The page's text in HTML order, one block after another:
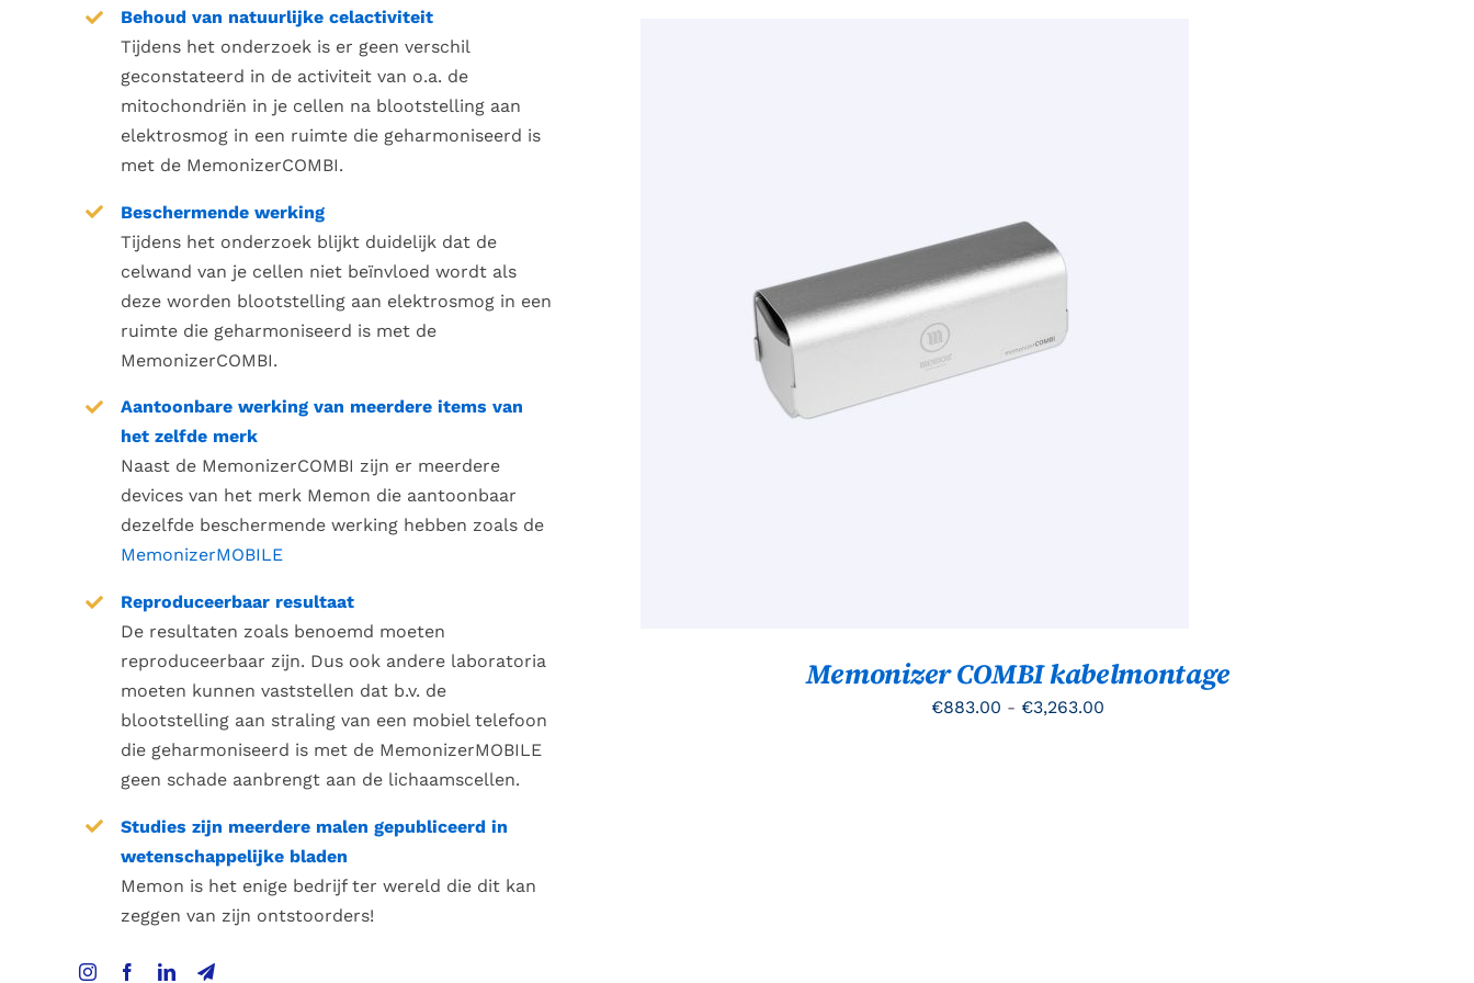
Behoud van natuurlijke celactiviteit
Tijdens het onderzoek is er geen verschil
geconstateerd in de activiteit van o.a. de
mitochondriën in je cellen na blootstelling aan
elektrosmog in een ruimte die geharmoniseerd is
met de MemonizerCOMBI.
Beschermende werking
Tijdens het onderzoek blijkt duidelijk dat de
celwand van je cellen niet beïnvloed wordt als
deze worden blootstelling aan elektrosmog in een
ruimte die geharmoniseerd is met de
MemonizerCOMBI.
Aantoonbare werking van meerdere items van
het zelfde merk
Naast de MemonizerCOMBI zijn er meerdere
devices van het merk Memon die aantoonbaar
dezelfde beschermende werking hebben zoals de
MemonizerMOBILE
Reproduceerbaar resultaat
De resultaten zoals benoemd moeten
reproduceerbaar zijn. Dus ook andere laboratoria
moeten kunnen vaststellen dat b.v. de
blootstelling aan straling van een mobiel telefoon
die geharmoniseerd is met de MemonizerMOBILE
geen schade aanbrengt aan de lichaamscellen.
Studies zijn meerdere malen gepubliceerd in
wetenschappelijke bladen
Memon is het enige bedrijf ter wereld die dit kan
zeggen van zijn ontstoorders!
OPTIES SELECTEREN DIT
PRODUCT
HEEFT
MEERDERE
/
Memonizer COMBI kabelmontage
€883.00 - €3,263.00